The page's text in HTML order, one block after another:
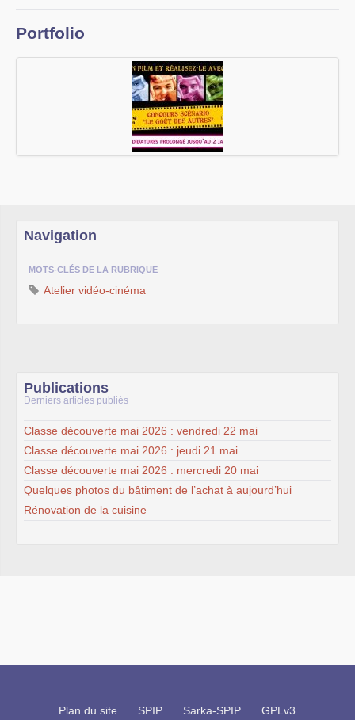
Portfolio
Navigation
MOTS-CLÉS DE LA RUBRIQUE
Atelier vidéo-cinéma
Publications
Derniers articles publiés
Classe découverte mai 2026 : vendredi 22 mai
Classe découverte mai 2026 : jeudi 21 mai
Classe découverte mai 2026 : mercredi 20 mai
Quelques photos du bâtiment de l’achat à aujourd’hui
Rénovation de la cuisine
Plan du site SPIP Sarka-SPIP GPLv3